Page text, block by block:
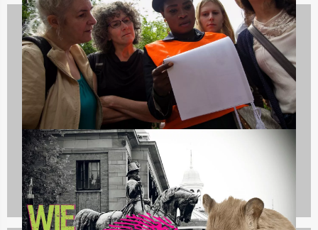
Vrijgezellenfeesten
797 uitjes